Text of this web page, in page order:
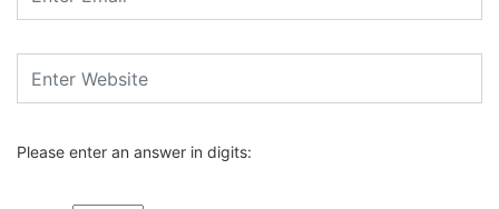
Please enter an answer in digits: